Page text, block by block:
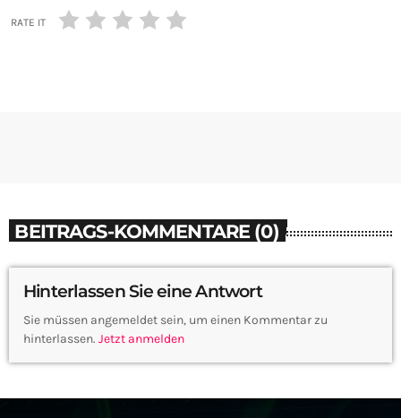
RATE IT
BEITRAGS-KOMMENTARE (0)
Hinterlassen Sie eine Antwort
Sie müssen angemeldet sein, um einen Kommentar zu
hinterlassen. Jetzt anmelden